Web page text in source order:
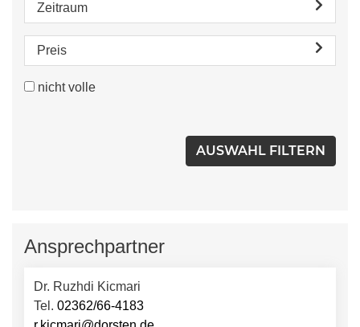
Zeitraum
Preis
nicht volle
Ansprechpartner
Dr. Ruzhdi Kicmari
Tel. 02362/66-4183